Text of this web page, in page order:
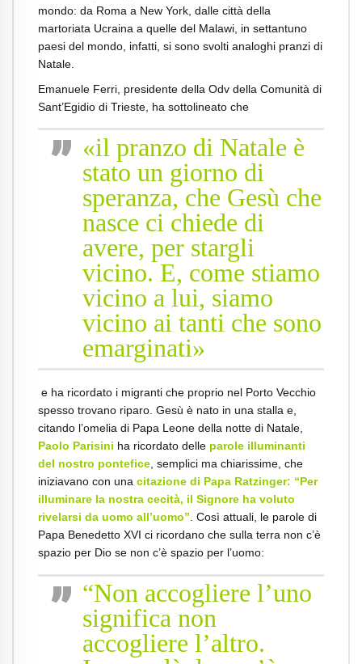
mondo: da Roma a New York, dalle città della
martoriata Ucraina a quelle del Malawi, in settantuno
paesi del mondo, infatti, si sono svolti analoghi pranzi di
Natale.
Emanuele Ferri, presidente della Odv della Comunità di
Sant’Egidio di Trieste, ha sottolineato che
«il pranzo di Natale è
stato un giorno di
speranza, che Gesù che
nasce ci chiede di
avere, per stargli
vicino. E, come stiamo
vicino a lui, siamo
vicino ai tanti che sono
emarginati»
e ha ricordato i migranti che proprio nel Porto Vecchio
spesso trovano riparo. Gesù è nato in una stalla e,
citando l’omelia di Papa Leone della notte di Natale,
Paolo Parisini ha ricordato delle parole illuminanti
del nostro pontefice , semplici ma chiarissime, che
iniziavano con una citazione di Papa Ratzinger: “Per
illuminare la nostra cecità, il Signore ha voluto
rivelarsi da uomo all’uomo” . Così attuali, le parole di
Papa Benedetto XVI ci ricordano che sulla terra non c’è
spazio per Dio se non c’è spazio per l’uomo:
“Non accogliere l’uno
significa non
accogliere l’altro.